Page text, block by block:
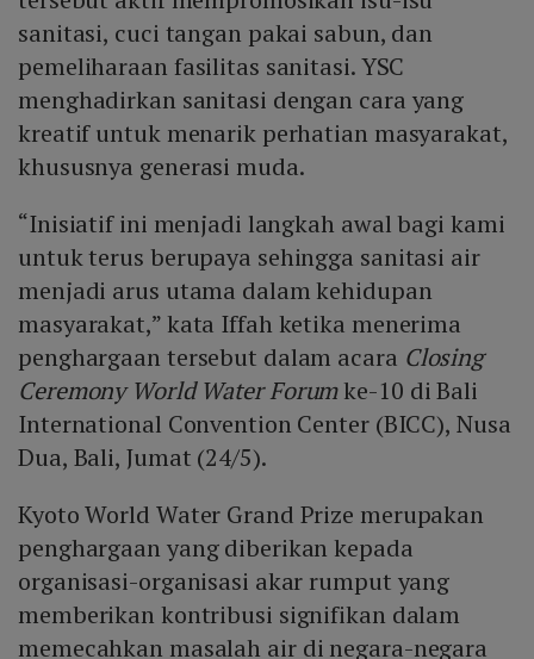
sanitasi, cuci tangan pakai sabun, dan
pemeliharaan fasilitas sanitasi. YSC
menghadirkan sanitasi dengan cara yang
kreatif untuk menarik perhatian masyarakat,
khususnya generasi muda.
“Inisiatif ini menjadi langkah awal bagi kami
untuk terus berupaya sehingga sanitasi air
menjadi arus utama dalam kehidupan
masyarakat,” kata Iffah ketika menerima
penghargaan tersebut dalam acara Closing
Ceremony World Water Forumke-10 di Bali
International Convention Center (BICC), Nusa
Dua, Bali, Jumat (24/5).
Kyoto World Water Grand Prize merupakan
penghargaan yang diberikan kepada
organisasi-organisasi akar rumput yang
memberikan kontribusi signifikan dalam
memecahkan masalah air di negara-negara